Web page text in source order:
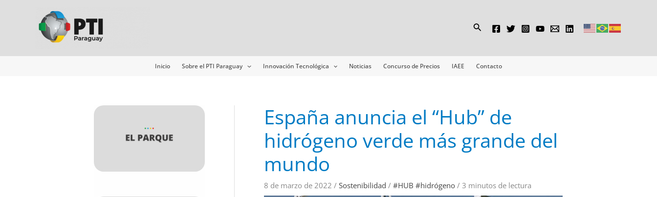
Buscar
Inicio Sobre el PTI Paraguay Innovación Tecnológica Noticias Concurso de Precios IAEE Contacto
España anuncia el “Hub” de
hidrógeno verde más grande del
mundo
8 de marzo de 2022 / Sostenibilidad / #HUB #hidrógeno / 3 minutos de lectura